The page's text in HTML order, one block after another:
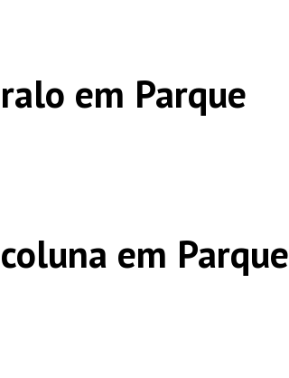
em Parque
em Parque